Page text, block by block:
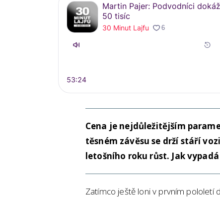
Cena je nejdůležitějším
těsném závěsu se drží stáří
letošního roku růst. Jak
Zatímco ještě loni v prvním pololetí